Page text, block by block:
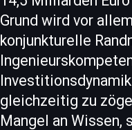
Grund wird vor
konjunkturelle
gleichzeitig zu
Mangel an Wissen,